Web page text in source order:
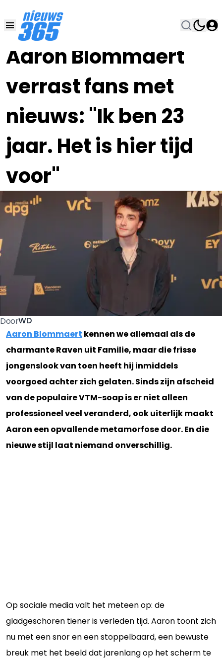
Aaron Blommaert
verrast fans met
nieuws: "Ik ben 23
jaar. Het is hier tijd
voor"
09 JUN 2025, 19:00
DoorWD
Aaron Blommaert kennen we allemaal als de
charmante Raven uit Familie, maar die frisse
jongenslook van toen heeft hij inmiddels
voorgoed achter zich gelaten. Sinds zijn afscheid
van de populaire VTM-soap is er niet alleen
professioneel veel veranderd, ook uiterlijk maakt
Aaron een opvallende metamorfose door. En die
nieuwe stijl laat niemand onverschillig.
Op sociale media valt het meteen op: de
gladgeschoren tiener is verleden tijd. Aaron toont zich
nu met een snor en een stoppelbaard, een bewuste
breuk met het beeld dat jarenlang op het scherm te